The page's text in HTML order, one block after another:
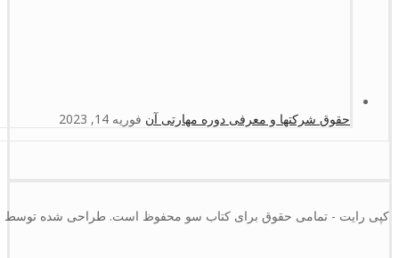
حقوق شرکتها و معرفی دوره مهارتی آن فوریه 14, 2023
کپی رایت - تمامی حقوق برای کتاب سو محفوظ است. طراحی شده